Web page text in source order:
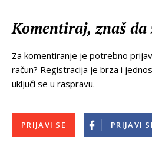
Komentiraj, znaš da
Za komentiranje je potrebno
račun? Registracija je brza i
uključi se u raspravu.
PRIJAVI SE PRIJAVI